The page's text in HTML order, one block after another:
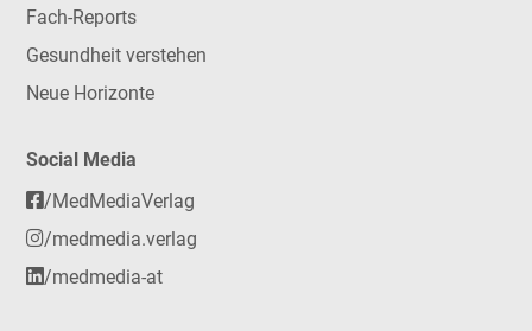
Fach-Reports
Gesundheit verstehen
Neue Horizonte
Social Media
/MedMediaVerlag
/medmedia.verlag
/medmedia-at